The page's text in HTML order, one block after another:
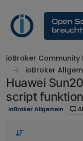
ioBroker Community
ioBroker
Huawei
script
ioBroker Allgemein